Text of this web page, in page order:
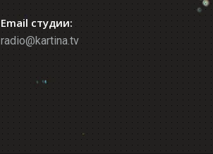
Email студии:
radio@kartina.tv